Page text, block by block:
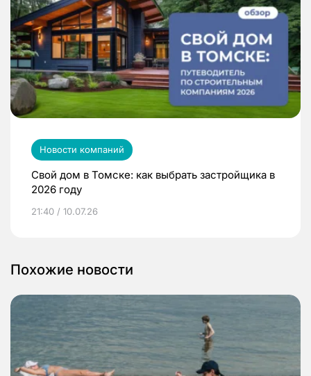
Новости компаний
Свой дом в Томске: как выбрать застройщика в
2026 году
21:40 / 10.07.26
Похожие новости